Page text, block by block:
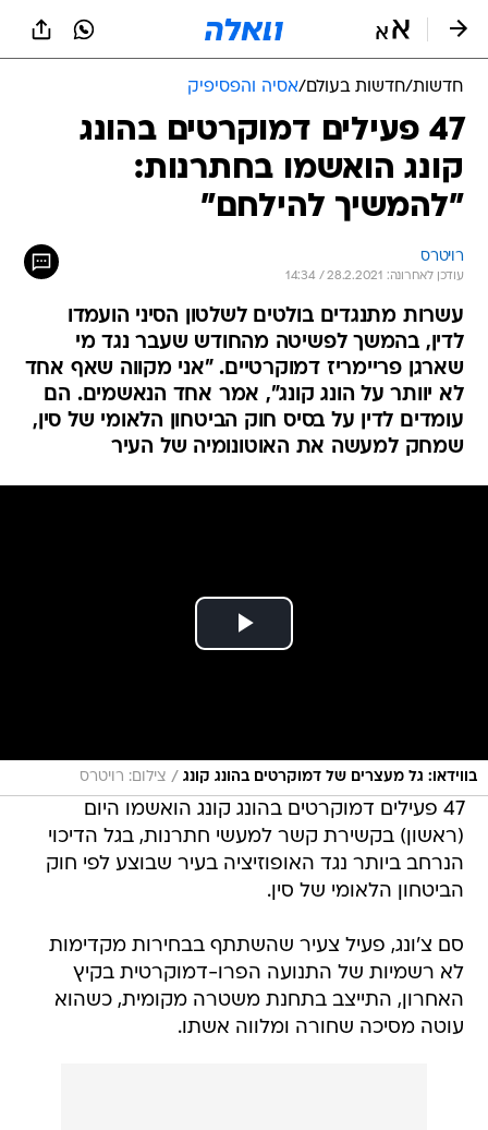
חדשות/חדשות בעולם/אסיה והפסיפיק
47 פעילים דמוקרטים בהונג
קונג הואשמו בחתרנות:
"להמשיך להילחם"
רויטרס
עודכן לאחרונה: 28.2.2021 / 14:34
עשרות מתנגדים בולטים לשלטון הסיני הועמדו
לדין, בהמשך לפשיטה מהחודש שעבר נגד מי
שארגן פריימריז דמוקרטיים. "אני מקווה שאף אחד
לא יוותר על הונג קונג", אמר אחד הנאשמים. הם
עומדים לדין על בסיס חוק הביטחון הלאומי של סין,
שמחק למעשה את האוטונומיה של העיר
בווידאו: גל מעצרים של דמוקרטים בהונג קונג / צילום: רויטרס
47 פעילים דמוקרטים בהונג קונג הואשמו היום
(ראשון) בקשירת קשר למעשי חתרנות, בגל הדיכוי
הנרחב ביותר נגד האופוזיציה בעיר שבוצע לפי חוק
הביטחון הלאומי של סין.
סם צ'ונג, פעיל צעיר שהשתתף בבחירות מקדימות
לא רשמיות של התנועה הפרו-דמוקרטית בקיץ
האחרון, התייצב בתחנת משטרה מקומית, כשהוא
עוטה מסיכה שחורה ומלווה אשתו.